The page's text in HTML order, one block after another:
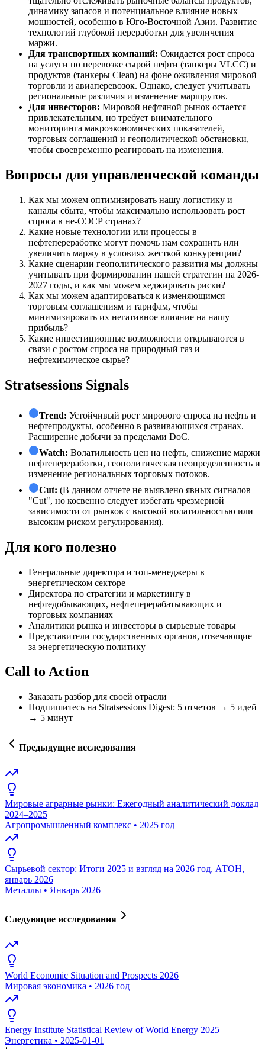
динамику запасов и потенциальное влияние новых
мощностей, особенно в Юго-Восточной Азии. Развитие
технологий глубокой переработки для увеличения
маржи.
Для транспортных компаний: Ожидается рост спроса
на услуги по перевозке сырой нефти (танкеры VLCC) и
продуктов (танкеры Clean) на фоне оживления мировой
торговли и авиаперевозок. Однако, следует учитывать
региональные различия и изменение маршрутов.
Для инвесторов: Мировой нефтяной рынок остается
привлекательным, но требует внимательного
мониторинга макроэкономических показателей,
торговых соглашений и геополитической обстановки,
чтобы своевременно реагировать на изменения.
Вопросы для управленческой команды
Как мы можем оптимизировать нашу логистику и
каналы сбыта, чтобы максимально использовать рост
спроса в не-ОЭСР странах?
Какие новые технологии или процессы в
нефтепереработке могут помочь нам сохранить или
увеличить маржу в условиях жесткой конкуренции?
Какие сценарии геополитического развития мы должны
учитывать при формировании нашей стратегии на 2026-
2027 годы, и как мы можем хеджировать риски?
Как мы можем адаптироваться к изменяющимся
торговым соглашениям и тарифам, чтобы
минимизировать их негативное влияние на нашу
прибыль?
Какие инвестиционные возможности открываются в
связи с ростом спроса на природный газ и
нефтехимическое сырье?
Stratsessions Signals
Trend: Устойчивый рост мирового спроса на нефть и
нефтепродукты, особенно в развивающихся странах.
Расширение добычи за пределами DoC.
Watch: Волатильность цен на нефть, снижение маржи
нефтепереработки, геополитическая неопределенность и
изменение региональных торговых потоков.
Cut: (В данном отчете не выявлено явных сигналов
"Cut", но косвенно следует избегать чрезмерной
зависимости от рынков с высокой волатильностью или
высоким риском регулирования).
Для кого полезно
Генеральные директора и топ-менеджеры в
энергетическом секторе
Директора по стратегии и маркетингу в
нефтедобывающих, нефтеперерабатывающих и
торговых компаниях
Аналитики рынка и инвесторы в сырьевые товары
Представители государственных органов, отвечающие
за энергетическую политику
Call to Action
Заказать разбор для своей отрасли
Подпишитесь на Stratsessions Digest: 5 отчетов → 5 идей
→ 5 минут
Предыдущие исследования
Мировые аграрные рынки: Ежегодный аналитический доклад
2024–2025
Агропромышленный комплекс • 2025 год
Сырьевой сектор: Итоги 2025 и взгляд на 2026 год, АТОН,
январь 2026
Металлы • Январь 2026
Следующие исследования
World Economic Situation and Prospects 2026
Мировая экономика • 2026 год
Energy Institute Statistical Review of World Energy 2025
Энергетика • 2025-01-01